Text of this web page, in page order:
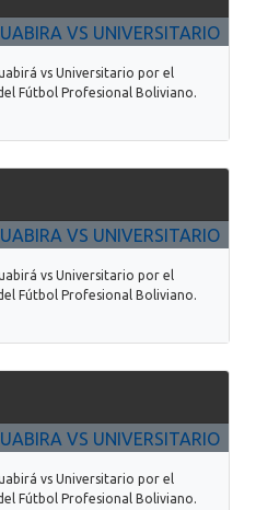
vs Universitario por el
Fútbol Profesional Boliviano.
vs Universitario por el
Fútbol Profesional Boliviano.
vs Universitario por el
Fútbol Profesional Boliviano.